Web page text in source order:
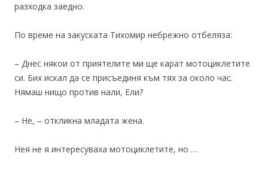
разходка заедно.
По време на закуската Тихомир небрежно отбеляза:
– Днес някои от приятелите ми ще карат мотоциклетите
си. Бих искал да се присъединя към тях за около час.
Нямаш нищо против нали, Ели?
– Не, – откликна младата жена.
Нея не я интересуваха мотоциклетите, но …